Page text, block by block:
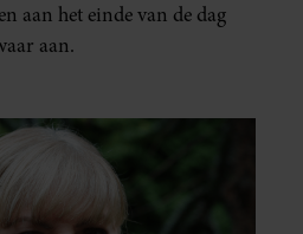
aan het einde van de dag
aan.